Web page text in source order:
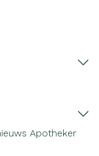
Apotheker